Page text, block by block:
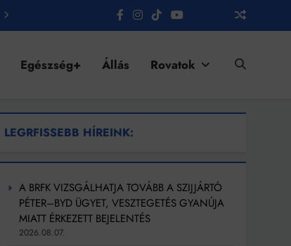
Egészség+ Állás Rovatok
LEGRFISSEBB HÍREINK:
A BRFK VIZSGÁLHATJA TOVÁBB A SZIJJÁRTÓ
PÉTER–BYD ÜGYET, VESZTEGETÉS GYANÚJA
MIATT ÉRKEZETT BEJELENTÉS
2026.08.07.